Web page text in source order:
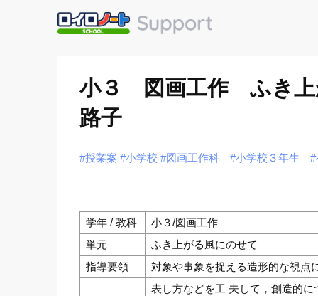
小３ 図画工作 ふき上
路子
#授業案 #小学校 #図画工作科 #小学校３年生 #
学年 / 教科
小３/図画工作
単元
ふき上がる風にのせて
指導要領
対象や事象を捉える造形的な視点
表し方などを工 夫して，創造的